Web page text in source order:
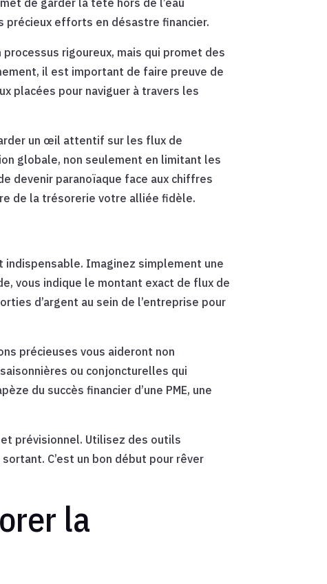
de garder la tête hors de l’eau
précieux efforts en désastre financier.
rigoureux, mais qui promet des
il est important de faire preuve de
placées pour naviguer à travers les
un œil attentif sur les flux de
globale, non seulement en limitant les
devenir paranoïaque face aux chiffres
de la trésorerie votre alliée fidèle.
indispensable. Imaginez simplement une
vous indique le montant exact de flux de
d’argent au sein de l’entreprise pour
précieuses vous aideront non
ou conjoncturelles qui
du succès financier d’une PME, une
prévisionnel. Utilisez des outils
C’est un bon début pour rêver
la